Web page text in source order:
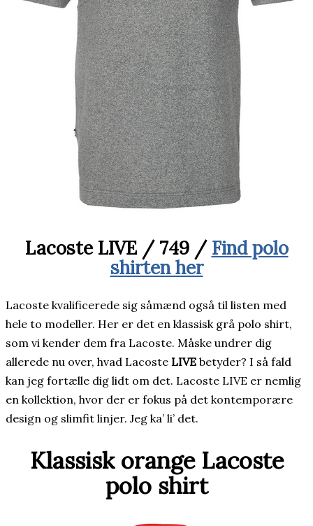
Lacoste LIVE / 749 / Find polo
shirten her
Lacoste kvalificerede sig såmænd også til listen med
hele to modeller. Her er det en klassisk grå polo shirt,
som vi kender dem fra Lacoste. Måske undrer dig
allerede nu over, hvad Lacoste LIVE betyder? I så fald
kan jeg fortælle dig lidt om det. Lacoste LIVE er nemlig
en kollektion, hvor der er fokus på det kontemporære
design og slimfit linjer. Jeg ka’ li’ det.
Klassisk orange Lacoste
polo shirt